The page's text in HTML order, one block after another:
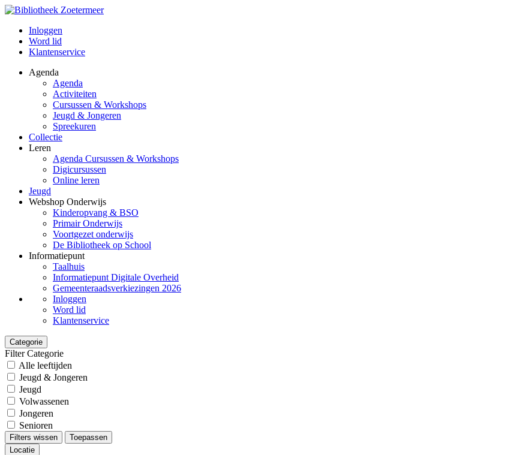
Inloggen
Word lid
Klantenservice
Agenda
Agenda
Activiteiten
Cursussen & Workshops
Jeugd & Jongeren
Spreekuren
Collectie
Leren
Agenda Cursussen & Workshops
Digicursussen
Online leren
Jeugd
Webshop Onderwijs
Kinderopvang & BSO
Primair Onderwijs
Voortgezet onderwijs
De Bibliotheek op School
Informatiepunt
Taalhuis
Informatiepunt Digitale Overheid
Gemeenteraadsverkiezingen 2026
Inloggen
Word lid
Klantenservice
Categorie
Filter Categorie
Alle leeftijden
Jeugd & Jongeren
Jeugd
Volwassenen
Jongeren
Senioren
Filters wissen
Toepassen
Locatie